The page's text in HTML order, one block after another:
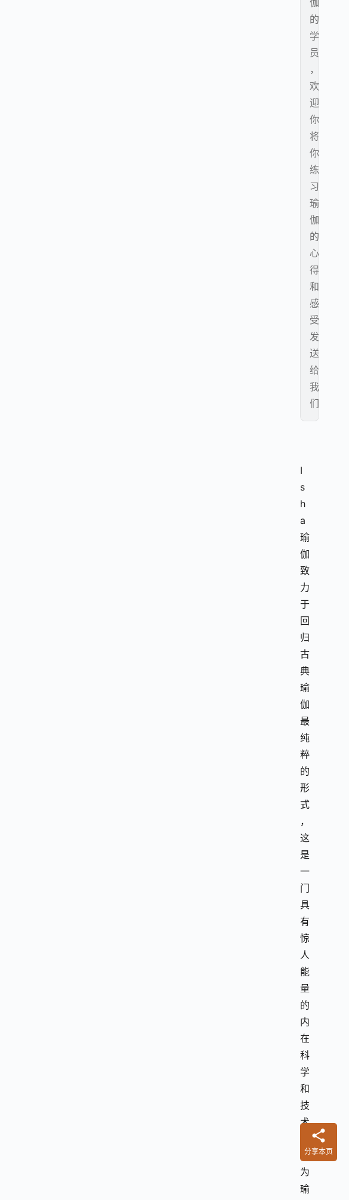
伽
的
学
员
，
欢
迎
你
将
你
练
习
瑜
伽
的
心
得
和
感
受
发
送
给
我
们
I
s
h
a
瑜
伽
致
力
于
回
归
古
典
瑜
伽
最
纯
粹
的
形
式
，
这
是
一
门
具
有
惊
人
能
量
的
内
在
科
学
和
技
术
因
为
瑜
分享本页